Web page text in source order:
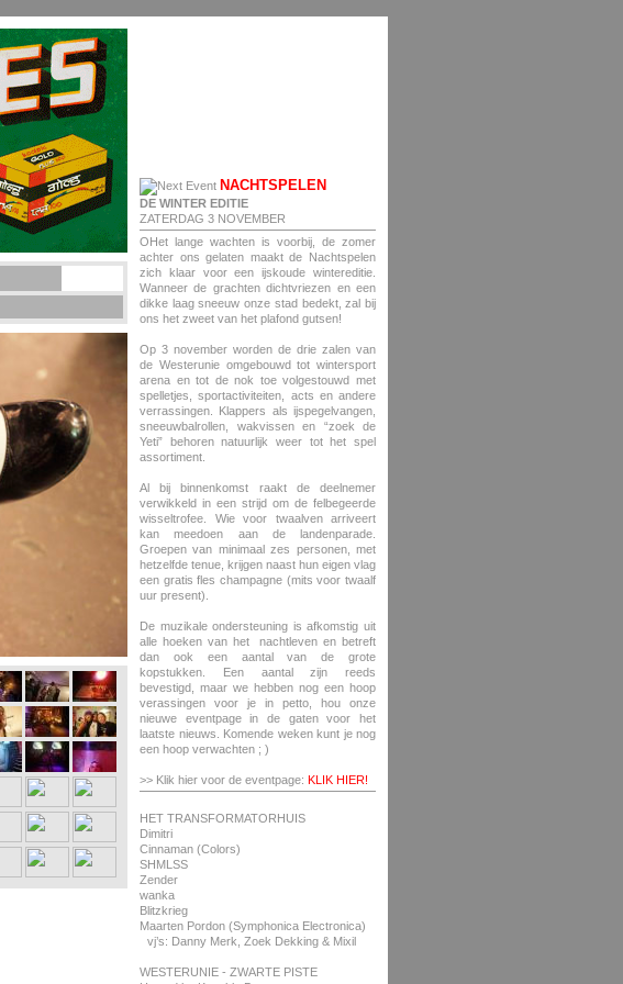
NACHTSPELEN
DE WINTER EDITIE
ZATERDAG 3 NOVEMBER
OHet lange wachten is voorbij, de zomer
achter ons gelaten maakt de Nachtspelen
zich klaar voor een ijskoude wintereditie.
Wanneer de grachten dichtvriezen en een
dikke laag sneeuw onze stad bedekt, zal bij
ons het zweet van het plafond gutsen!
Op 3 november worden de drie zalen van
de Westerunie omgebouwd tot wintersport
arena en tot de nok toe volgestouwd met
spelletjes, sportactiviteiten, acts en andere
verrassingen. Klappers als ijspegelvangen,
sneeuwbalrollen, wakvissen en “zoek de
Yeti” behoren natuurlijk weer tot het spel
assortiment.
Al bij binnenkomst raakt de deelnemer
verwikkeld in een strijd om de felbegeerde
wisseltrofee. Wie voor twaalven arriveert
kan meedoen aan de landenparade.
Groepen van minimaal zes personen, met
hetzelfde tenue, krijgen naast hun eigen vlag
een gratis fles champagne (mits voor twaalf
uur present).
De muzikale ondersteuning is afkomstig uit
alle hoeken van het nachtleven en betreft
dan ook een aantal van de grote
kopstukken. Een aantal zijn reeds
bevestigd, maar we hebben nog een hoop
verassingen voor je in petto, hou onze
nieuwe eventpage in de gaten voor het
laatste nieuws. Komende weken kunt je nog
een hoop verwachten ; )
>> Klik hier voor de eventpage: KLIK HIER!
HET TRANSFORMATORHUIS
Dimitri
Cinnaman (Colors)
SHMLSS
Zender
wanka
Blitzkrieg
Maarten Pordon (Symphonica Electronica)
vj’s: Danny Merk, Zoek Dekking & Mixil
WESTERUNIE - ZWARTE PISTE